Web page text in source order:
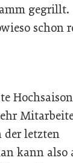
gegrillt.
schon
der letzten
kann also